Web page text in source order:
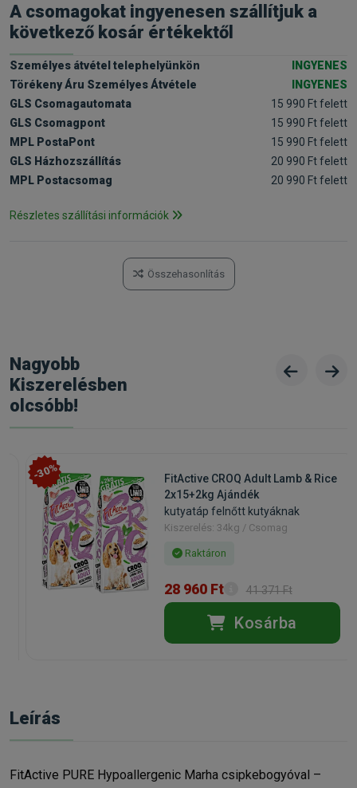
A csomagokat ingyenesen szállítjuk a
következő kosár értékektől
Személyes átvétel telephelyünkön
INGYENES
Törékeny Áru Személyes Átvétele
INGYENES
GLS Csomagautomata
15 990 Ft felett
GLS Csomagpont
15 990 Ft felett
MPL PostaPont
15 990 Ft felett
GLS Házhozszállítás
20 990 Ft felett
MPL Postacsomag
20 990 Ft felett
Részletes szállítási információk
Összehasonlítás
Nagyobb
Kiszerelésben
olcsóbb!
-30%
FitActive CROQ Adult Lamb & Rice
2x15+2kg Ajándék
kutyatáp felnőtt kutyáknak
Kiszerelés: 34kg / Csomag
Raktáron
28 960 Ft 41 371 Ft
Kosárba
Leírás
FitActive PURE Hypoallergenic Marha csipkebogyóval –